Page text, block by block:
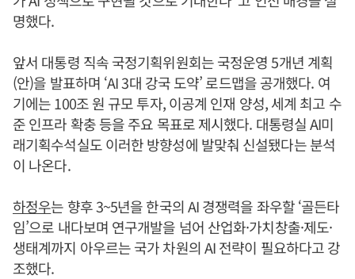
명했다.
앞서 대통령 직속 국정기획위원회는 국정운영 5개년 계획
(안)을 발표하며 ‘AI 3대 강국 도약’ 로드맵을 공개했다. 여
기에는 100조 원 규모 투자, 이공계 인재 양성, 세계 최고 수
준 인프라 확충 등을 주요 목표로 제시했다. 대통령실 AI미
래기획수석실도 이러한 방향성에 발맞춰 신설됐다는 분석
이 나온다.
하정우는 향후 3~5년을 한국의 AI 경쟁력을 좌우할 ‘골든타
임’으로 내다보며 연구개발을 넘어 산업화·가치창출·제도·
생태계까지 아우르는 국가 차원의 AI 전략이 필요하다고 강
조했다.